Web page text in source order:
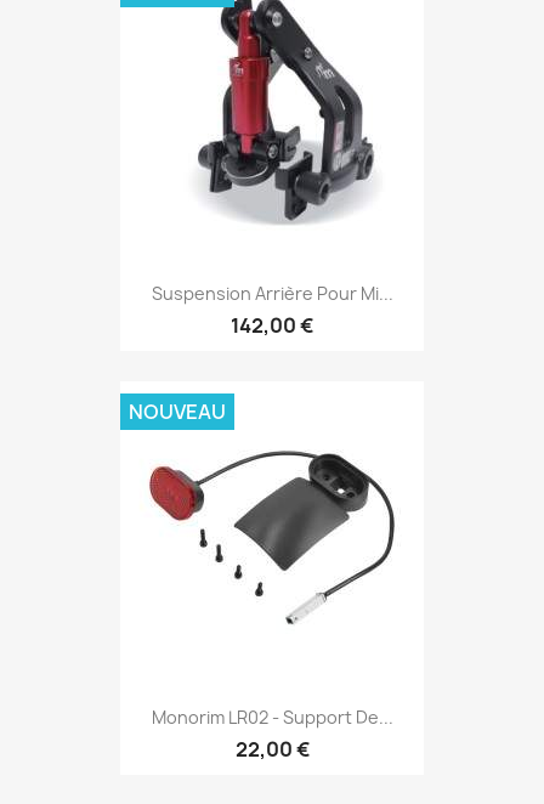
Suspension Arrière Pour Mi...
142,00 €
Monorim LR02 - Support De...
22,00 €
NOUVEAU